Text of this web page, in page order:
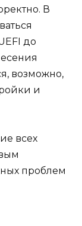
В
до
возможно,
и
всех
проблем